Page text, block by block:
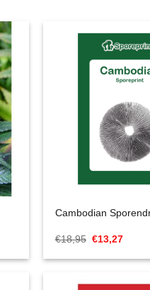
Cambodian
€18,95
was:
€13,27
is: